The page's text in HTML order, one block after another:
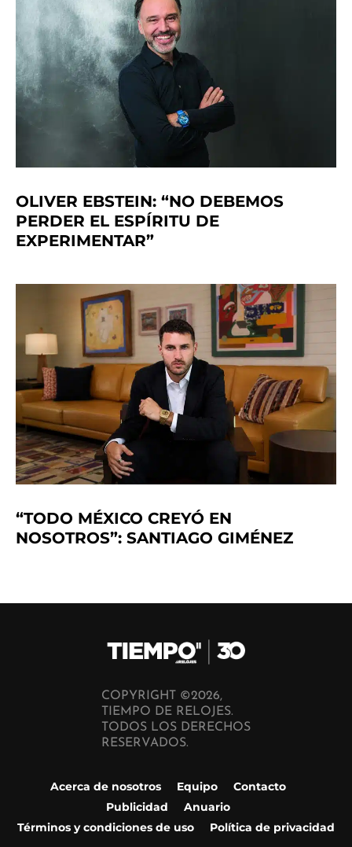
OLIVER EBSTEIN: “NO DEBEMOS
PERDER EL ESPÍRITU DE
EXPERIMENTAR”
“TODO MÉXICO CREYÓ EN
NOSOTROS”: SANTIAGO GIMÉNEZ
COPYRIGHT ©2026,
TIEMPO DE RELOJES.
TODOS LOS DERECHOS
RESERVADOS.
Acerca de nosotros Equipo
Contacto
Publicidad
Anuario
Términos y condiciones de uso
Política de privacidad